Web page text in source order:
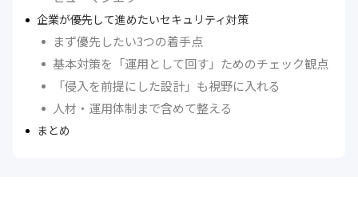
企業が優先して進めたいセキュリティ対策
まず優先したい3つの着手点
基本対策を「運用として回す」ためのチェック観点
「侵入を前提にした設計」も視野に入れる
人材・運用体制まで含めて整える
まとめ